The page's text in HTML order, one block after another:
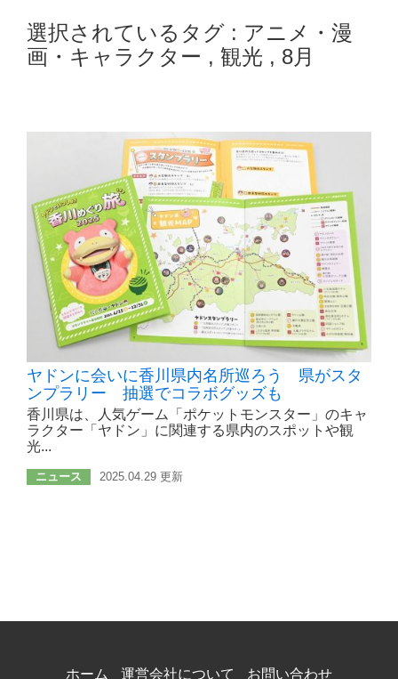
選択されているタグ : アニメ・漫
画・キャラクター , 観光 , 8月
ヤドンに会いに香川県内名所巡ろう 県がスタ
ンプラリー 抽選でコラボグッズも
香川県は、人気ゲーム「ポケットモンスター」のキャ
ラクター「ヤドン」に関連する県内のスポットや観
光...
ニュース 2025.04.29 更新
ホーム 運営会社について お問い合わせ